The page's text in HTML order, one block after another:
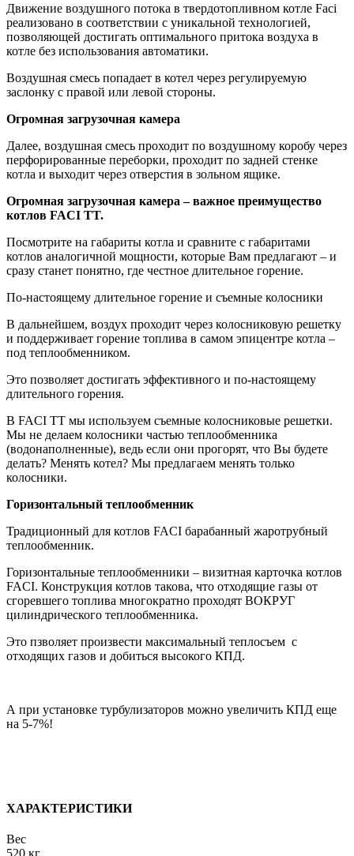
Движение воздушного потока в твердотопливном котле Faci
реализовано в соответствии с уникальной технологией,
позволяющей достигать оптимального притока воздуха в
котле без использования автоматики.
Воздушная смесь попадает в котел через регулируемую
заслонку с правой или левой стороны.
Огромная загрузочная камера
Далее, воздушная смесь проходит по воздушному коробу через
перфорированные переборки, проходит по задней стенке
котла и выходит через отверстия в зольном ящике.
Огромная загрузочная камера – важное преимущество
котлов FACI TT.
Посмотрите на габариты котла и сравните с габаритами
котлов аналогичной мощности, которые Вам предлагают – и
сразу станет понятно, где честное длительное горение.
По-настоящему длительное горение и съемные колосники
В дальнейшем, воздух проходит через колосниковую решетку
и поддерживает горение топлива в самом эпицентре котла –
под теплообменником.
Это позволяет достигать эффективного и по-настоящему
длительного горения.
В FACI TT мы используем съемные колосниковые решетки.
Мы не делаем колосники частью теплообменника
(водонаполненные), ведь если они прогорят, что Вы будете
делать? Менять котел? Мы предлагаем менять только
колосники.
Горизонтальный теплообменник
Традиционный для котлов FACI барабанный жаротрубный
теплообменник.
Горизонтальные теплообменники – визитная карточка котлов
FACI. Конструкция котлов такова, что отходящие газы от
сгоревшего топлива многократно проходят ВОКРУГ
цилиндрического теплообменника.
Это пзволяет произвести максимальный теплосъем с
отходящих газов и добиться высокого КПД.
А при установке турбулизаторов можно увеличить КПД еще
на 5-7%!
ХАРАКТЕРИСТИКИ
Вес